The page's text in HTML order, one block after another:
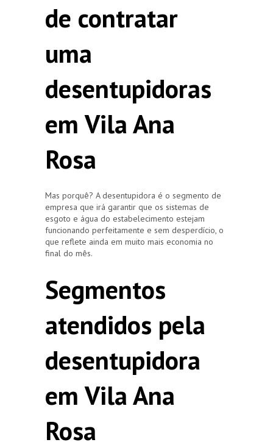
de contratar
uma
desentupidoras
em Vila Ana
Rosa
Mas porquê? A desentupidora é o segmento de
empresa que irá garantir que os sistemas de
esgoto e água do estabelecimento estejam
funcionando perfeitamente e sem desperdício, o
que reflete ainda em muito mais economia no
final do mês.
Segmentos
atendidos pela
desentupidora
em Vila Ana
Rosa